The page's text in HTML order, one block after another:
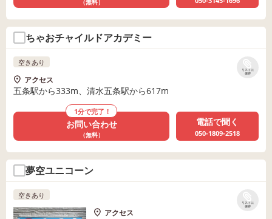
（無料）
ちゃおチャイルドアカデミー
リストに
保存
空きあり
アクセス
五条駅から333m、清水五条駅から617m
1分で完了！
お問い合わせ
（無料）
電話で聞く
050-1809-2518
夢空ユニコーン
リストに
保存
空きあり
アクセス